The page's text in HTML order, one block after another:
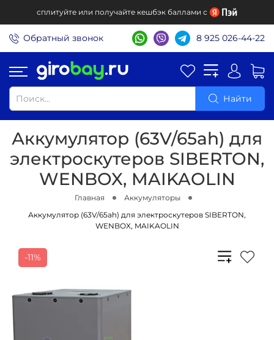
сплитуйте или получайте кешбэк баллами с
Обратный звонок 8 925 026-44-22
Найти
Аккумулятор (63V/65ah) для
электроскутеров SIBERTON,
WENBOX, MAIKAOLIN
Главная
Аккумуляторы
Аккумулятор (63V/65ah) для электроскутеров SIBERTON,
WENBOX, MAIKAOLIN
-11%